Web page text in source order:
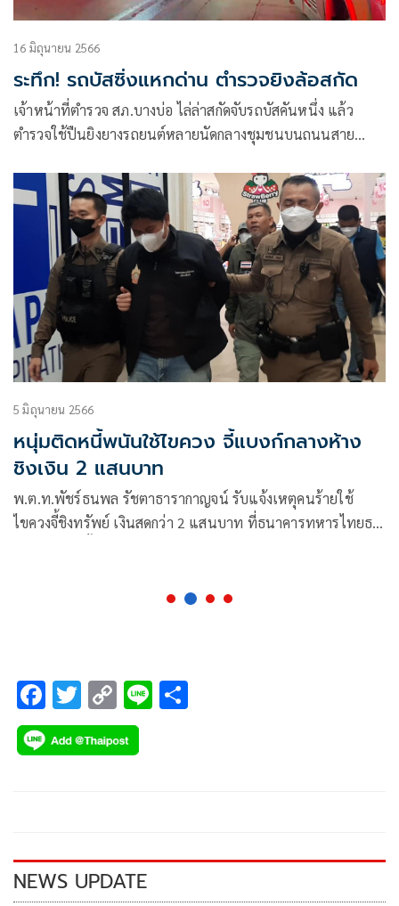
16 มิถุนายน 2566
ระทึก! รถบัสซิ่งแหกด่าน ตำรวจยิงล้อสกัด
เจ้าหน้าที่ตำรวจ สภ.บางบ่อ ไล่ล่าสกัดจับรถบัสคันหนึ่ง แล้ว
ตำรวจใช้ปืนยิงยางรถยนต์หลายนัดกลางชุมชนบนถนนสาย
5 มิถุนายน 2566
หนุ่มติดหนี้พนันใช้ไขควง จี้แบงก์กลางห้าง
ชิงเงิน 2 แสนบาท
พ.ต.ท.พัชร์ธนพล รัชตาธารากาญจน์ รับแจ้งเหตุคนร้ายใช้
ไขควงจี้ชิงทรัพย์ เงินสดกว่า 2 แสนบาท ที่ธนาคารทหารไทยธน
F
ac
e
k
T
wi
tt
C
o
p
k
Li
NEWS UPDATE